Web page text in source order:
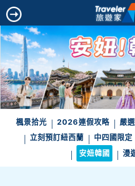
楓景拾光 2026連假攻略 嚴
立刻預訂紐西蘭
中四國限定
安妞韓國
漫